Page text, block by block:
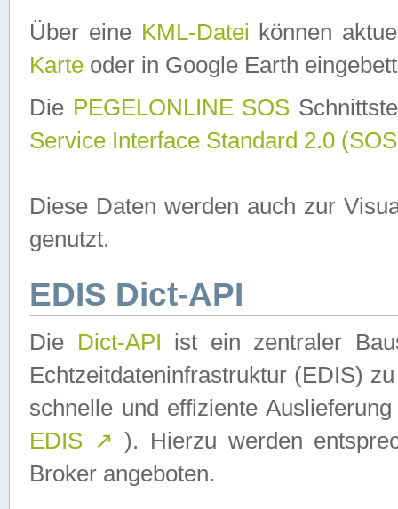
Über eine KML-Datei können
Karte oder in Google Earth
Die PEGELONLINE SOS
Service Interface Standard 2.0
Diese Daten werden auch zur
genutzt.
EDIS Dict-API
Die Dict-API ist ein zentraler
Echtzeitdateninfrastruktur (EDIS)
schnelle und effiziente
EDIS ↗ ). Hierzu werden
Broker angeboten.